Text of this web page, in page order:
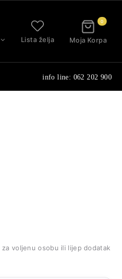
Lista želja
0
Moja Korpa
info line: 062 202 900
voljenu osobu ili lijep dodatak